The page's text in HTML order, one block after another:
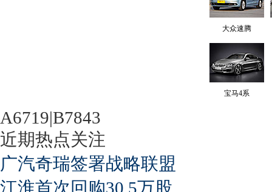
大众速腾
宝马4系
A6719|B7843
近期热点关注
广汽奇瑞签署战略联盟
江淮首次回购30.5万股